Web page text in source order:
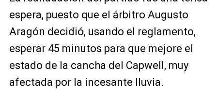
espera, puesto que el árbitro Augusto
Aragón decidió, usando el reglamento,
esperar 45 minutos para que mejore el
estado de la cancha del Capwell, muy
afectada por la incesante lluvia.